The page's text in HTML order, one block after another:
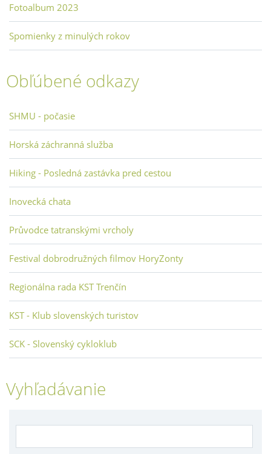
Fotoalbum 2023
Spomienky z minulých rokov
Obľúbené odkazy
SHMU - počasie
Horská záchranná služba
Hiking - Posledná zastávka pred cestou
Inovecká chata
Průvodce tatranskými vrcholy
Festival dobrodružných filmov HoryZonty
Regionálna rada KST Trenčín
KST - Klub slovenských turistov
SCK - Slovenský cykloklub
Vyhľadávanie